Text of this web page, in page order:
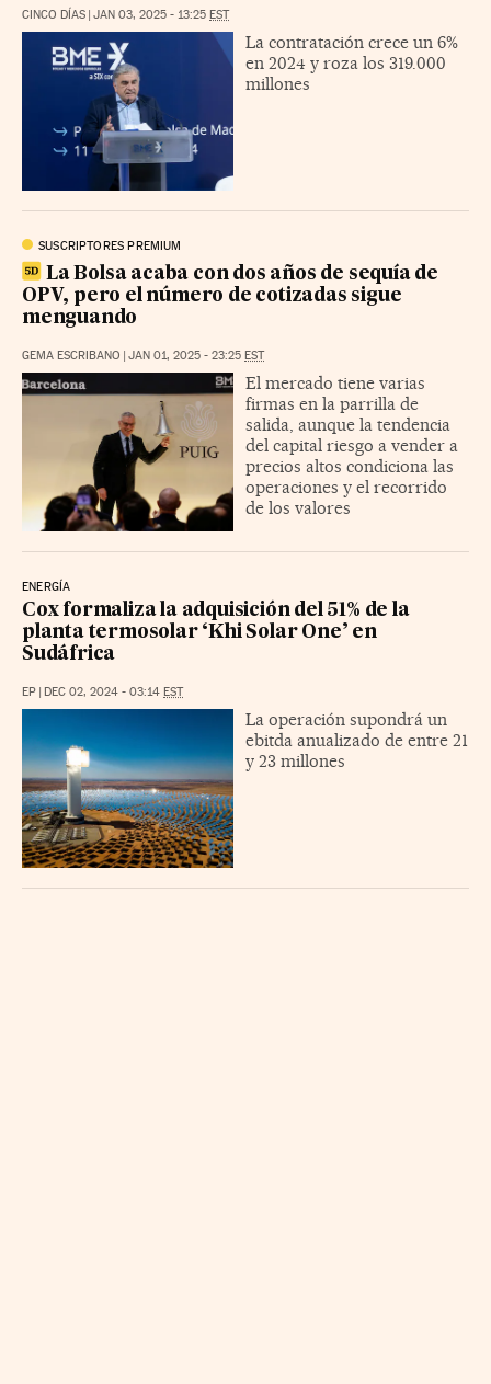
CINCO DÍAS | JAN 03, 2025 - 13:25 EST
La contratación crece un 6%
en 2024 y roza los 319.000
millones
SUSCRIPTORES PREMIUM
La Bolsa acaba con dos años de sequía de
OPV, pero el número de cotizadas sigue
menguando
GEMA ESCRIBANO | JAN 01, 2025 - 23:25 EST
El mercado tiene varias
firmas en la parrilla de
salida, aunque la tendencia
del capital riesgo a vender a
precios altos condiciona las
operaciones y el recorrido
de los valores
ENERGÍA
Cox formaliza la adquisición del 51% de la
planta termosolar ‘Khi Solar One’ en
Sudáfrica
EP | DEC 02, 2024 - 03:14 EST
La operación supondrá un
ebitda anualizado de entre 21
y 23 millones